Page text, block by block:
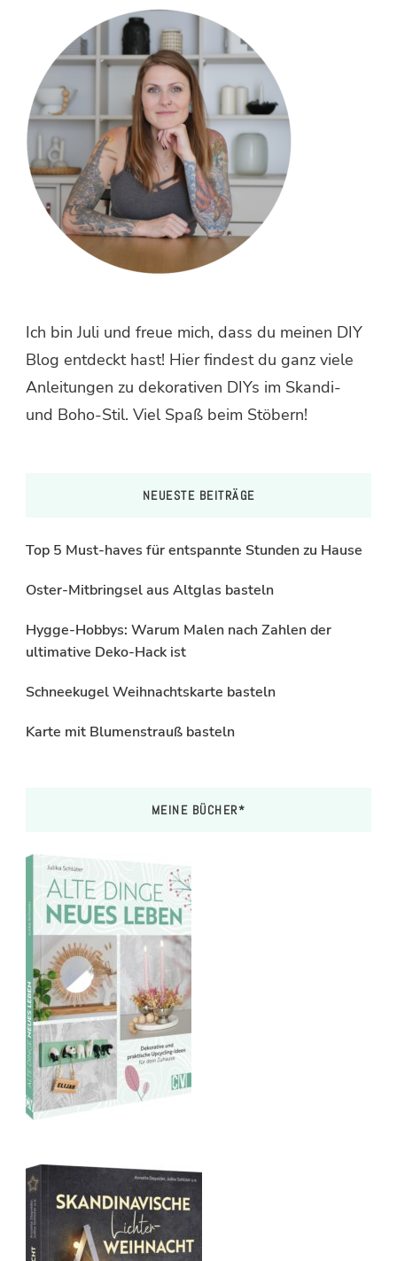
Ich bin Juli und freue mich, dass du meinen DIY
Blog entdeckt hast! Hier findest du ganz viele
Anleitungen zu dekorativen DIYs im Skandi-
und Boho-Stil. Viel Spaß beim Stöbern!
NEUESTE BEITRÄGE
Top 5 Must-haves für entspannte Stunden zu Hause
Oster-Mitbringsel aus Altglas basteln
Hygge-Hobbys: Warum Malen nach Zahlen der
ultimative Deko-Hack ist
Schneekugel Weihnachtskarte basteln
Karte mit Blumenstrauß basteln
MEINE BÜCHER*